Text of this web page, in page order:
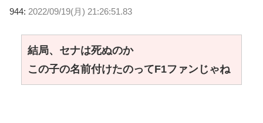
944: 2022/09/19(月) 21:26:51.83
結局、セナは死ぬのか
この子の名前付けたのってF1ファンじゃね